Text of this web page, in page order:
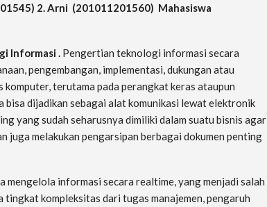
2. Arni (201011201560) Mahasiswa
Informasi . Pengertian teknologi informasi secara
pengembangan, implementasi, dukungan atau
komputer, terutama pada perangkat keras ataupun
bisa dijadikan sebagai alat komunikasi lewat elektronik
yang sudah seharusnya dimiliki dalam suatu bisnis agar
juga melakukan pengarsipan berbagai dokumen penting
informasi secara realtime, yang menjadi salah
kompleksitas dari tugas manajemen, pengaruh